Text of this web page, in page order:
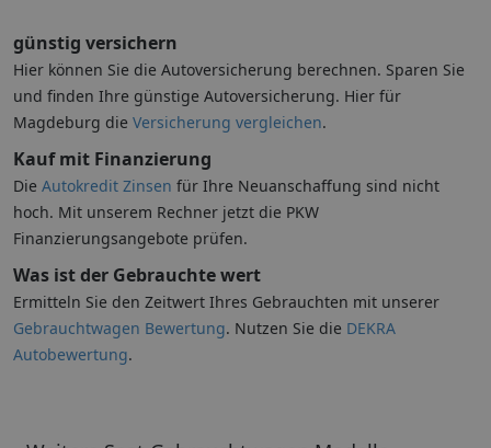
günstig versichern
Hier können Sie die Autoversicherung berechnen. Sparen Sie
und finden Ihre günstige Autoversicherung. Hier für
Magdeburg die Versicherung vergleichen.
Kauf mit Finanzierung
Die Autokredit Zinsen für Ihre Neuanschaffung sind nicht
hoch. Mit unserem Rechner jetzt die PKW
Finanzierungsangebote prüfen.
Was ist der Gebrauchte wert
Ermitteln Sie den Zeitwert Ihres Gebrauchten mit unserer
Gebrauchtwagen Bewertung. Nutzen Sie die DEKRA
Autobewertung.